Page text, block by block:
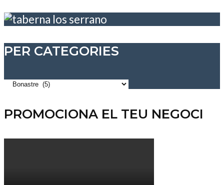
PER CATEGORIES
Per
PROMOCIONA EL TEU NEGOCI